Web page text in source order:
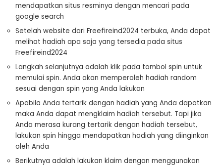
mendapatkan situs resminya dengan mencari pada
google search
Setelah website dari Freefireind2024 terbuka, Anda dapat
melihat hadiah apa saja yang tersedia pada situs
Freefireind2024
Langkah selanjutnya adalah klik pada tombol spin untuk
memulai spin. Anda akan memperoleh hadiah random
sesuai dengan spin yang Anda lakukan
Apabila Anda tertarik dengan hadiah yang Anda dapatkan
maka Anda dapat mengklaim hadiah tersebut. Tapi jika
Anda merasa kurang tertarik dengan hadiah tersebut,
lakukan spin hingga mendapatkan hadiah yang diinginkan
oleh Anda
Berikutnya adalah lakukan klaim dengan menggunakan